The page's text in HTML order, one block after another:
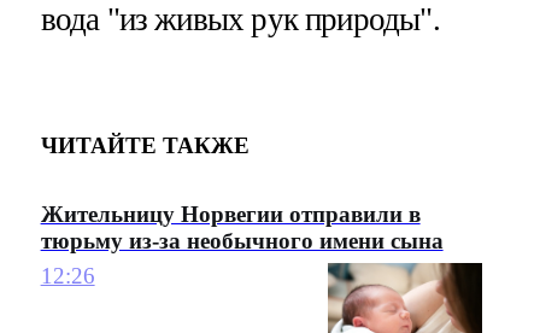
вода "из живых рук природы".
ЧИТАЙТЕ ТАКЖЕ
Жительницу Норвегии отправили в
тюрьму из-за необычного имени сына
12:26